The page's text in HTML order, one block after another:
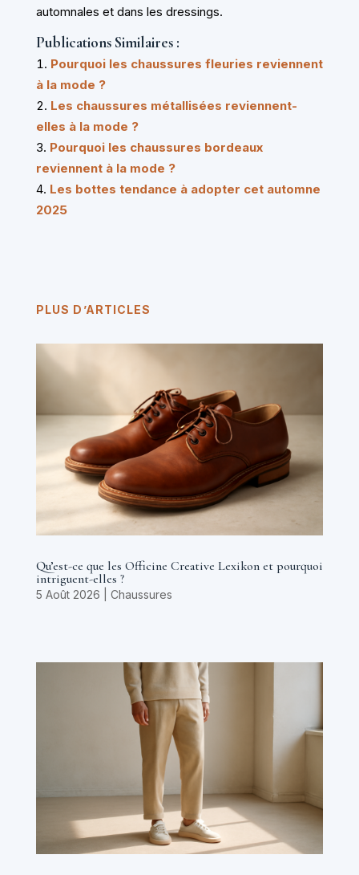
automnales et dans les dressings.
Publications Similaires :
Pourquoi les chaussures fleuries reviennent
à la mode ?
Les chaussures métallisées reviennent-
elles à la mode ?
Pourquoi les chaussures bordeaux
reviennent à la mode ?
Les bottes tendance à adopter cet automne
2025
PLUS D’ARTICLES
Qu’est-ce que les Officine Creative Lexikon et pourquoi
intriguent-elles ?
5 Août 2026 Chaussures